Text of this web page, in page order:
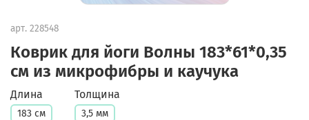
арт. 228548
Коврик для йоги Волны 183*61*0,35
см из микрофибры и каучука
Длина
183 см
Толщина
3,5 мм